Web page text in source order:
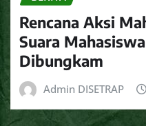
Rencana Aksi
Suara
Dibungkam
Admin DISETRAP